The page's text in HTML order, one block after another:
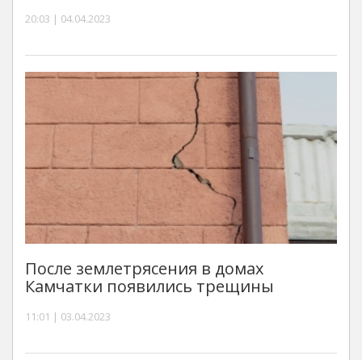
20:03 | 04.04.2023
После землетрясения в домах
Камчатки появились трещины
11:01 | 03.04.2023